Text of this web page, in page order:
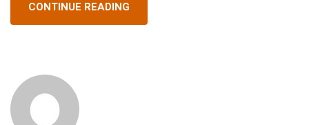
CONTINUE READING